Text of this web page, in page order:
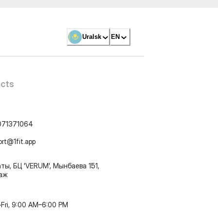
Uralsk EN
БЦ 'VERUM', Мынбаева 151,
9:00 AM–6:00 PM